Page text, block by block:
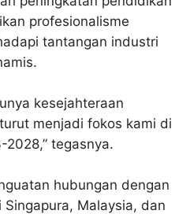
profesionalisme
tantangan industri
kesejahteraan
menjadi fokos kami di
tegasnya.
hubungan dengan
Malaysia, dan